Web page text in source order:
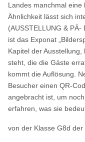
Landes manchmal
Ähnlichkeit lässt sich
(AUSSTELLUNG &
ist das Exponat
Kapitel der
steht, die die Gäste
kommt die Auflösung.
Besucher einen QR-
angebracht ist, um
erfahren, was sie
von der Klasse G8d